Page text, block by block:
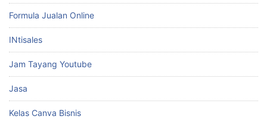
Formula Jualan Online
INtisales
Jam Tayang Youtube
Jasa
Kelas Canva Bisnis